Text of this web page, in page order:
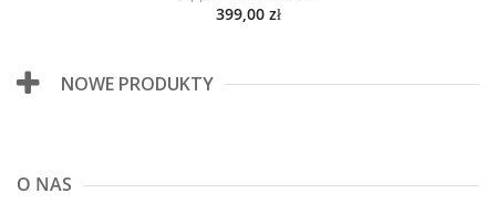
399,00 zł
NOWE PRODUKTY
O NAS